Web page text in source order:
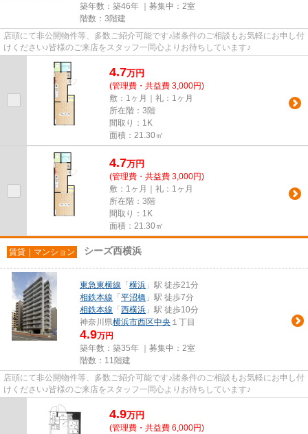
築年数：築46年 ｜募集中： 2室
階数：3階建
店頭にて非公開物件等、多数ご紹介可能です♪諸条件のご相談もお気軽にお申し付
けください♪皆様のご来店をスタッフ一同心よりお待ちしています♪
4.7万円
(管理費・共益費 3,000円)
敷：1ヶ月｜礼：1ヶ月
所在階：3階
間取り：1K
面積：21.30㎡
4.7万円
(管理費・共益費 3,000円)
敷：1ヶ月｜礼：1ヶ月
所在階：3階
間取り：1K
面積：21.30㎡
賃貸｜マンション シーズ西横浜
東急東横線 「 横浜 」駅 徒歩21分
相鉄本線 「 平沼橋 」駅 徒歩7分
相鉄本線 「 西横浜 」駅 徒歩10分
神奈川県横浜市西区中央 １丁目
4.9万円
築年数：築35年 ｜募集中： 2室
階数：11階建
店頭にて非公開物件等、多数ご紹介可能です♪諸条件のご相談もお気軽にお申し付
けください♪皆様のご来店をスタッフ一同心よりお待ちしています♪
4.9万円
(管理費・共益費 6,000円)